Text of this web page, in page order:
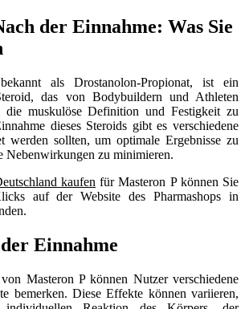
der Einnahme: Was Sie
als Drostanolon-Propionat, ist ein
das von Bodybuildern und Athleten
muskulöse Definition und Festigkeit zu
dieses Steroids gibt es verschiedene
werden sollten, um optimale Ergebnisse zu
Nebenwirkungen zu minimieren.
kaufen für Masteron P können Sie
auf der Website des Pharmashops in
Einnahme
Masteron P können Nutzer verschiedene
bemerken. Diese Effekte können variieren,